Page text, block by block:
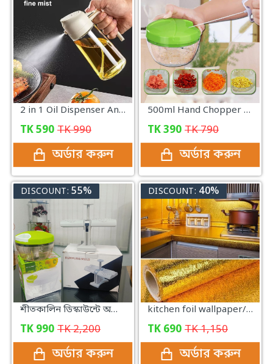
2 in 1 Oil Dispenser And Sprayer Bottle
TK590 TK990
অর্ডার করুন
500ml Hand Chopper Vegetable Cutter Chopper Manual Food-Processor Vegetables, Onions, Garlic in Seconds
TK390 TK790
অর্ডার করুন
DISCOUNT: 55%
শীতকালিন ডিস্কাউন্টে অটোমেটিক ডাবল পিঠা মেকারের জাদুকরি কম্বো প্যাকেজ
TK 990 TK2,200
অর্ডার করুন
DISCOUNT: 40%
kitchen foil wallpaper/Aluminum Foil Self Adhesive Kitchen Sticker (𝐒𝐈𝐙𝐄: 𝟓 𝐌𝐞𝐭𝐞𝐫 𝐗 𝟐𝟒 𝐈𝐧𝐜𝐡)
TK 690 TK1,150
অর্ডার করুন